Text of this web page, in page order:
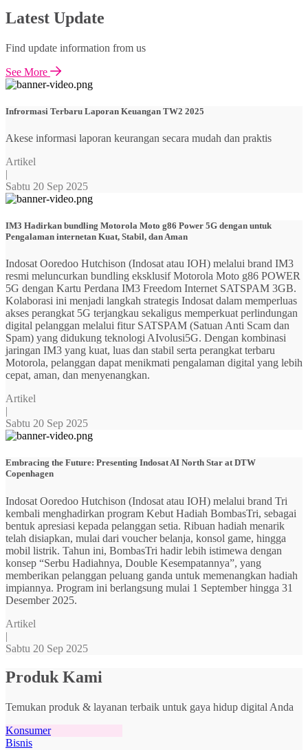
Latest Update
Find update information from us
See More
Infrormasi Terbaru Laporan Keuangan TW2 2025
Akese informasi laporan keurangan secara mudah dan praktis
Artikel
|
Sabtu 20 Sep 2025
IM3 Hadirkan bundling Motorola Moto g86 Power 5G dengan untuk
Pengalaman internetan Kuat, Stabil, dan Aman
Indosat Ooredoo Hutchison (Indosat atau IOH) melalui brand IM3
resmi meluncurkan bundling eksklusif Motorola Moto g86 POWER
5G dengan Kartu Perdana IM3 Freedom Internet SATSPAM 3GB.
Kolaborasi ini menjadi langkah strategis Indosat dalam memperluas
akses perangkat 5G terjangkau sekaligus memperkuat perlindungan
digital pelanggan melalui fitur SATSPAM (Satuan Anti Scam dan
Spam) yang didukung teknologi AIvolusi5G. Dengan kombinasi
jaringan IM3 yang kuat, luas dan stabil serta perangkat terbaru
Motorola, pelanggan dapat menikmati pengalaman digital yang lebih
cepat, aman, dan menyenangkan.
Artikel
|
Sabtu 20 Sep 2025
Embracing the Future: Presenting Indosat AI North Star at DTW
Copenhagen
Indosat Ooredoo Hutchison (Indosat atau IOH) melalui brand Tri
kembali menghadirkan program Kebut Hadiah BombasTri, sebagai
bentuk apresiasi kepada pelanggan setia. Ribuan hadiah menarik
telah disiapkan, mulai dari voucher belanja, konsol game, hingga
mobil listrik. Tahun ini, BombasTri hadir lebih istimewa dengan
konsep “Serbu Hadiahnya, Double Kesempatannya”, yang
memberikan pelanggan peluang ganda untuk memenangkan hadiah
impiannya. Program ini berlangsung mulai 1 September hingga 31
Desember 2025.
Artikel
|
Sabtu 20 Sep 2025
Produk Kami
Temukan produk & layanan terbaik untuk gaya hidup digital Anda
Konsumer
Bisnis